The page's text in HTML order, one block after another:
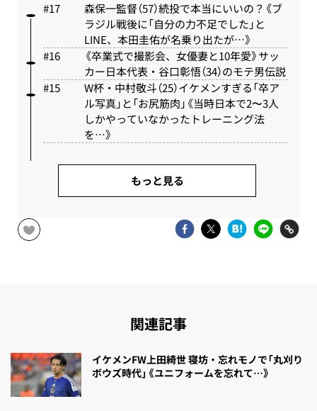
森保一監督（57）続投で本当にいいの？《ブ
ラジル戦後に「自分の力不足でした」と
LINE、本田圭佑が名乗り出たが…》
《卒業式で撮影会、女優妻と10年愛》サッ
カー日本代表・谷口彰悟（34）のモテ男伝説
W杯・中村敬斗（25）イケメンすぎる「卒ア
ル写真」と「お尻筋肉」《当時日本で2〜3人
しかやっていなかったトレーニング法
を…》
もっと見る
関連記事
イケメンFW上田綺世 寝坊・忘れモノで「丸刈り
ボウズ時代」《ユニフォームを忘れて…》